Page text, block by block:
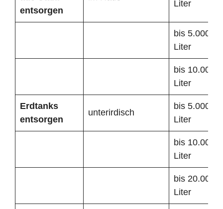
entsorgen
Liter
bis 5.000
Liter
bis 10.000
Liter
Erdtanks
entsorgen
unterirdisch
bis 5.000
Liter
bis 10.000
Liter
bis 20.000
Liter